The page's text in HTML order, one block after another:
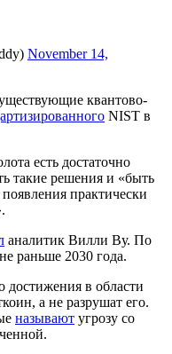
November 14,
квантово-
NIST в
есть достаточно
такие решения и «быть
практически
аналитик Вилли Ву. По
раньше 2030 года.
достижения в области
а не разрушат его.
называют угрозу со